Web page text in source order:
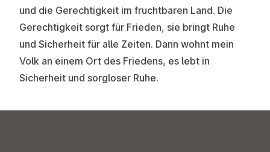
und die Gerechtigkeit im fruchtbaren Land. Die
Gerechtigkeit sorgt für Frieden, sie bringt Ruhe
und Sicherheit für alle Zeiten. Dann wohnt mein
Volk an einem Ort des Friedens, es lebt in
Sicherheit und sorgloser Ruhe.